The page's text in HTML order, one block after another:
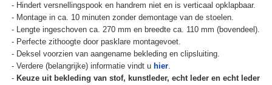
- Hindert versnellingspook en handrem niet en is verticaal opklapbaar.
- Montage in ca. 10 minuten zonder demontage van de stoelen.
- Lengte ingeschoven ca. 270 mm en breedte ca. 110 mm (bovendeel).
- Perfecte zithoogte door pasklare montagevoet.
- Deksel voorzien van aangename bekleding en clipsluiting.
- Verdere (belangrijke) informatie vindt u hier.
- Keuze uit bekleding van stof, kunstleder, echt leder en echt leder